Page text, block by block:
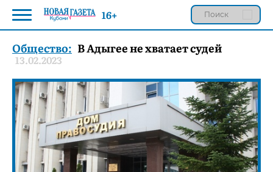
Общество: В Адыгее не хватает судей
13.02.2023
16+